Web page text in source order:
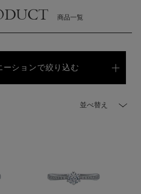
商品一覧
ーションで絞り込む
並べ替え